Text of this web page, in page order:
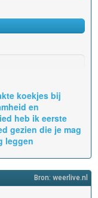
koekjes bij
en
heb ik eerste
gezien die je mag
leggen
Bron: weerlive.nl